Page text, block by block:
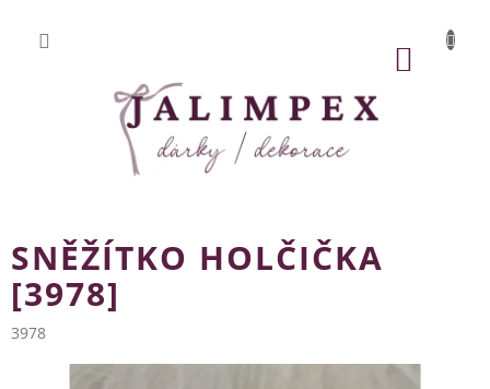
obsah
SNĚŽÍTKO HOLČIČKA
[3978]
3978